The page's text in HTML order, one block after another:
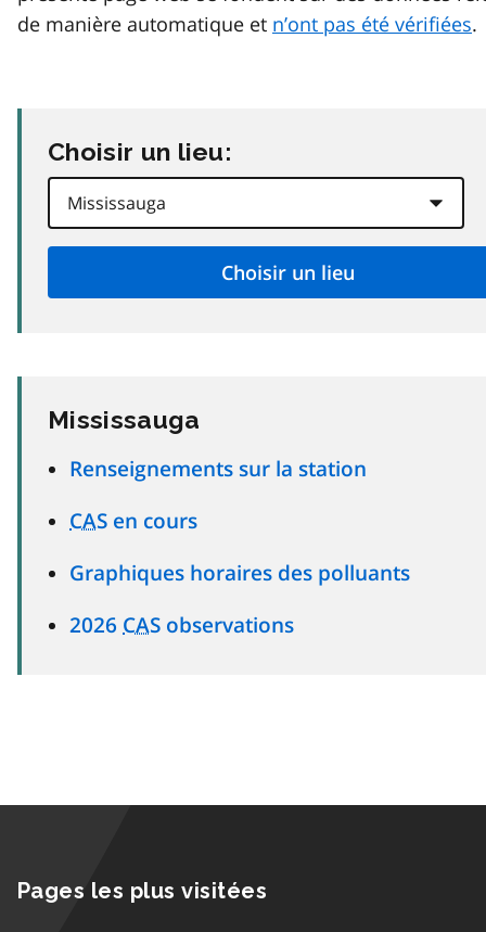
de manière automatique et n’ont pas été vérifiées.
Choisir un lieu:
Mississauga
Renseignements sur la station
CAS en cours
Graphiques horaires des polluants
2026 CAS observations
Pages les plus visitées